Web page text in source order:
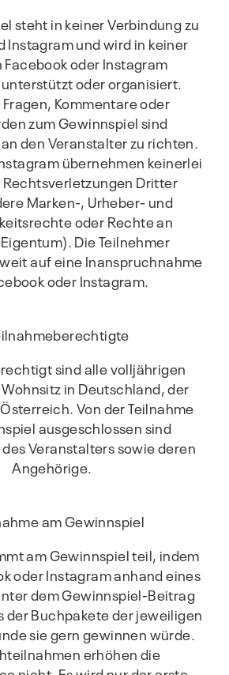
steht in keiner Verbindung zu
Instagram und wird in keiner
Facebook oder Instagram
oder organisiert.
Kommentare oder
zum Gewinnspiel sind
den Veranstalter zu richten.
übernehmen keinerlei
Dritter
Marken-, Urheber- und
oder Rechte an
Die Teilnehmer
auf eine Inanspruchnahme
oder Instagram.
sind alle volljährigen
in Deutschland, der
Von der Teilnahme
ausgeschlossen sind
Veranstalters sowie deren
Angehörige.
am Gewinnspiel
am Gewinnspiel teil, indem
oder Instagram anhand eines
dem Gewinnspiel-Beitrag
der Buchpakete der jeweiligen
sie gern gewinnen würde.
erhöhen die